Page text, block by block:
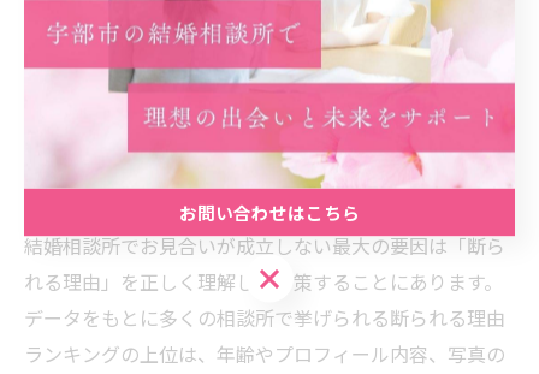
お見合いが成立しない理由を検証す
結婚相談所で断られる理由ランキングとは
結婚相談所でお見合いが成立しない最大の要因は「断ら
れる理由」を正しく理解し、対策することにあります。
データをもとに多くの相談所で挙げられる断られる理由
ランキングの上位は、年齢やプロフィール内容、写真の
お問い合わせはこちら
お問い合わせはこちら